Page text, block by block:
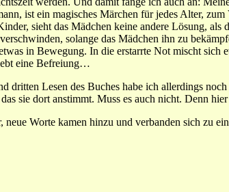
ist ein magisches Märchen für jedes Alter,
sieht das Mädchen keine andere Lösung,
solange das Mädchen ihn zu
in Bewegung. In die erstarrte Not mischt sich
eine Befreiung…
Lesen des Buches habe ich allerdings
sie dort anstimmt. Muss es auch nicht. Denn
Worte kamen hinzu und verbanden sich zu